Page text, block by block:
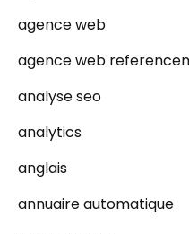
agence web
agence web
analyse seo
analytics
anglais
annuaire automatique